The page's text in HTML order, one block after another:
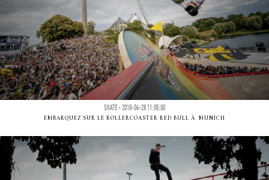
SKATE - 2018-06-28 11:05:00
EMBARQUEZ SUR LE ROLLERCOASTER RED BULL Ã MUNICH